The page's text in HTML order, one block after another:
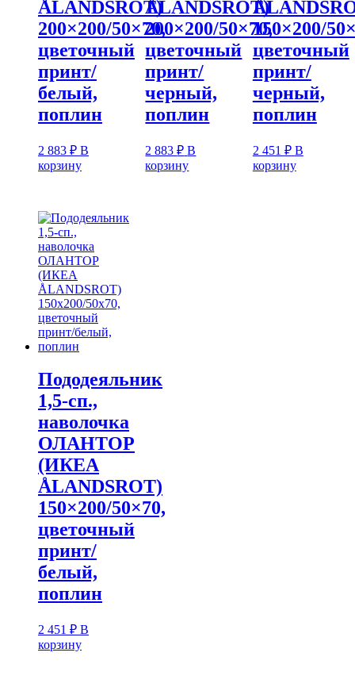
ÅLANDSROT)
200×200/50×70,
цветочный
принт/
белый,
поплин
2 883 ₽ В
корзину
ÅLANDSROT)
200×200/50×70,
цветочный
принт/
черный,
поплин
2 883₽ В
корзину
150×200/
цветочный
принт/
черный,
поплин
2 451 ₽ В
корзину
Пододеяльник
1,5-сп.,
наволочка
ОЛАНТОР
(ИКЕА
ÅLANDSROT)
150×200/50×70,
цветочный
принт/
белый,
поплин
2 451 ₽ В
корзину